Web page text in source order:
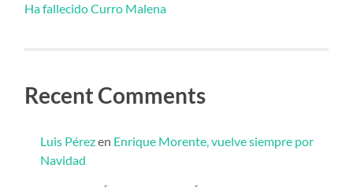
Ha fallecido Curro Malena
Recent Comments
Luis Pérezen Enrique Morente, vuelve siempre por
Navidad